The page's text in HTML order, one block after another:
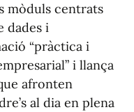
mòduls centrats
dades i
“pràctica i
i llança
afronten
al dia en plena